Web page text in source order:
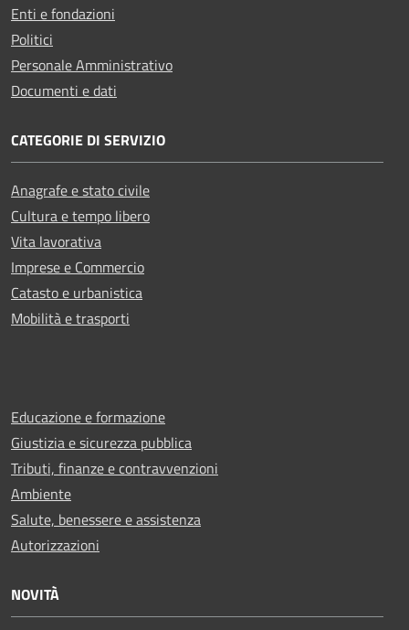
Enti e fondazioni
Politici
Personale Amministrativo
Documenti e dati
CATEGORIE DI SERVIZIO
Anagrafe e stato civile
Cultura e tempo libero
Vita lavorativa
Imprese e Commercio
Catasto e urbanistica
Mobilità e trasporti
Educazione e formazione
Giustizia e sicurezza pubblica
Tributi, finanze e contravvenzioni
Ambiente
Salute, benessere e assistenza
Autorizzazioni
NOVITÀ